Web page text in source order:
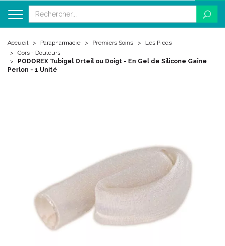
Accueil Parapharmacie Premiers Soins
Les Pieds
Cors - Douleurs
PODOREX Tubigel Orteil ou Doigt - En Gel de Silicone Gaine
Perlon - 1 Unité